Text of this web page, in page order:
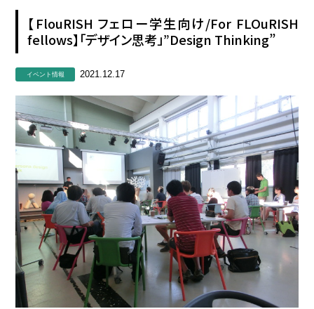
【FlouRISH フェロー学生向け/For FLOuRISH
fellows】「デザイン思考」”Design Thinking”
イベント情報 2021.12.17